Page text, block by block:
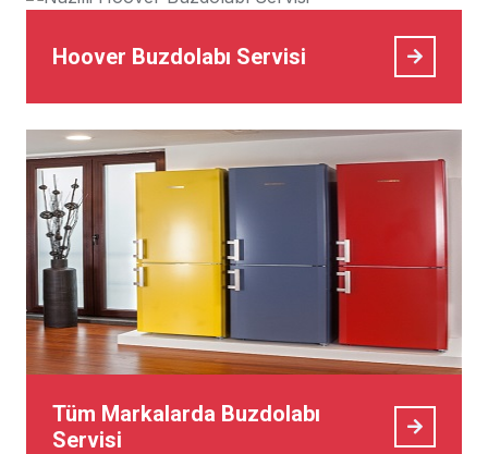
Hoover Buzdolabı Servisi
Tüm Markalarda Buzdolabı
Servisi